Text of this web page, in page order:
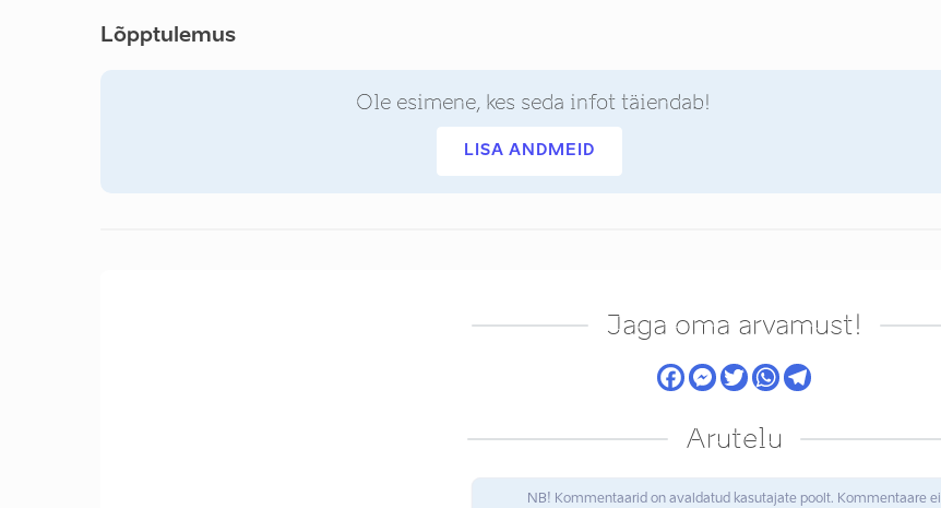
Lõpptulemus
Ole esimene, kes seda infot täiendab!
LISA ANDMEID
Jaga oma arvamust!
Arutelu
NB! Kommentaarid on avaldatud kasutajate poolt. Kommentaare ei